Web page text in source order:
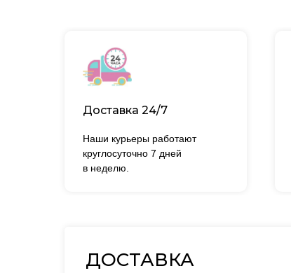
Доставка 24/7
Наши курьеры работают
круглосуточно 7 дней
в неделю.
ДОСТАВКА